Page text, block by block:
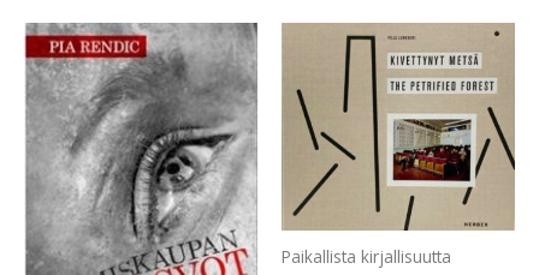
Paikallista kirjallisuutta